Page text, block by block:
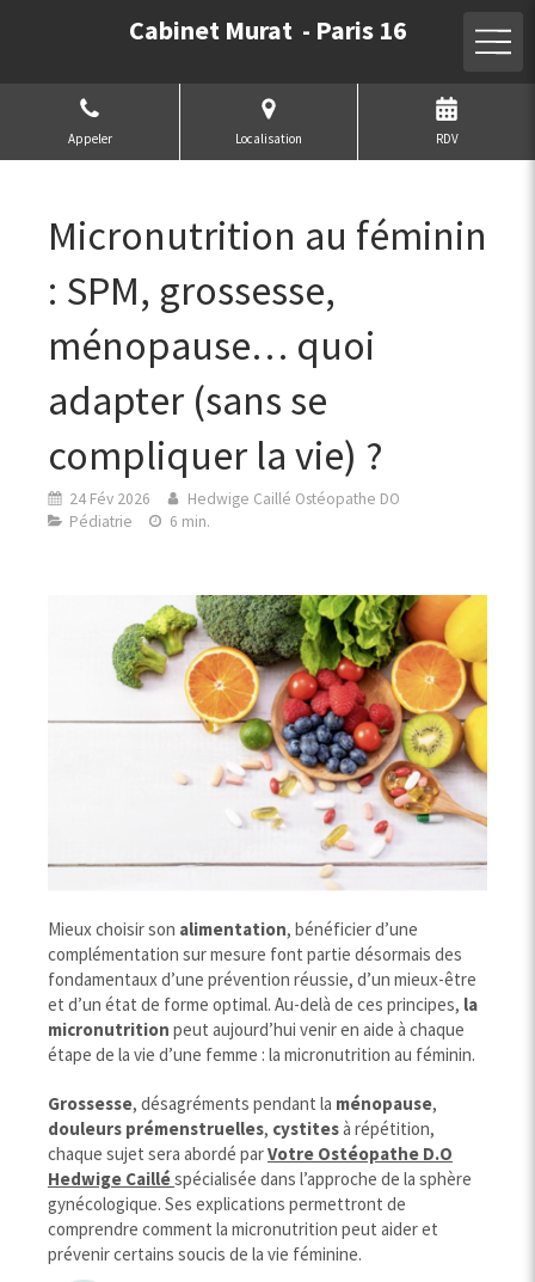
Cabinet Murat - Paris 16
Appeler Localisation RDV
Micronutrition au féminin
: SPM, grossesse,
ménopause… quoi
adapter (sans se
compliquer la vie) ?
24 Fév 2026
Hedwige Caillé Ostéopathe DO
Pédiatrie
6 min.
Mieux choisir son alimentation, bénéficier d’une
complémentation sur mesure font partie désormais des
fondamentaux d’une prévention réussie, d’un mieux-être
et d’un état de forme optimal. Au-delà de ces principes, la
micronutrition peut aujourd’hui venir en aide à chaque
étape de la vie d’une femme : la micronutrition au féminin.
Grossesse, désagréments pendant la ménopause,
douleurs prémenstruelles, cystitesà répétition,
chaque sujet sera abordé parVotre Ostéopathe D.O
Hedwige Cailléspécialisée dans l’approche de la sphère
gynécologique. Ses explications permettront de
comprendre comment la micronutrition peut aider et
prévenir certains soucis de la vie féminine.